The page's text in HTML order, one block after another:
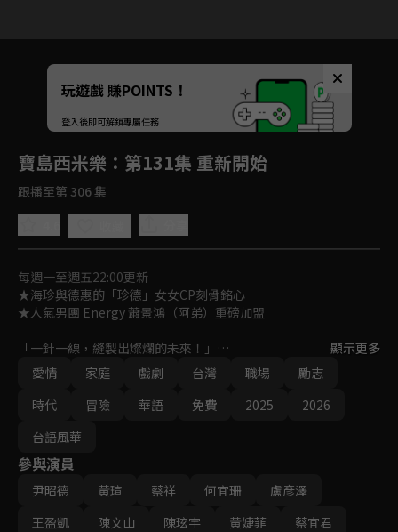
Unmute
如有不便請見諒
玩遊戲 賺POINTS！
登入後即可解鎖專屬任務
寶島西米樂 ：第131集 重新開始
跟播至第 306 集
每週一至週五22:00更新
★海珍與德惠的「珍德」女女CP刻骨銘心
★人氣男團 Energy 蕭景鴻（阿弟）重磅加盟
「一針一線，縫製出燦爛的未來！」
女人在性別不平等時代裡，如何在男性主導的西裝產業中，克服艱
難成為女西裝師，並一針一線，縫製出燦爛的未來？
一段勇氣、親情與愛情交織的勵志成長故事！
顯示更多
愛情
家庭 戲劇 台灣 職場
勵志
時代
冒險 華語 免費 2025
2026
台語風華
參與演員
尹昭德 黃瑄 蔡祥 何宜珊
盧彥澤
王盈凱
陳文山 陳玹宇 黃婕菲
蔡宜君